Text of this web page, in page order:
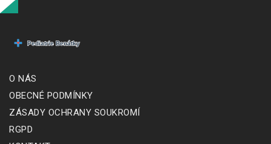
O NÁS
OBECNÉ PODMÍNKY
ZÁSADY OCHRANY SOUKROMÍ
RGPD